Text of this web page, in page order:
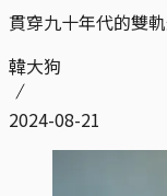
貫穿九十年代的雙
韓大狗
2024-08-21